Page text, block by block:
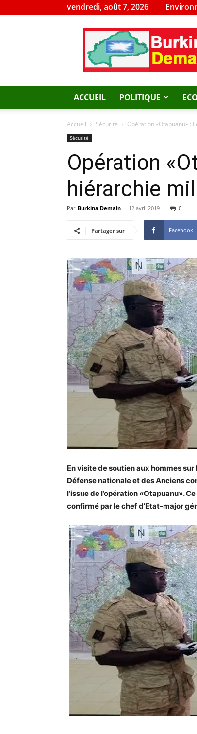
vendredi, août 7, 2026
Burkina
Demain
ACCUEIL POLITIQUE
Accueil Sécurité Opération «Otapuanu» :
Sécurité
Opération
hiérarchie
Par Burkina Demain - 12 avril 2019 0
Partager sur Facebook
En visite de soutien aux hommes
Défense nationale et des Anciens
l’issue de l’opération «Otapuanu».
confirmé par le chef d’Etat-major